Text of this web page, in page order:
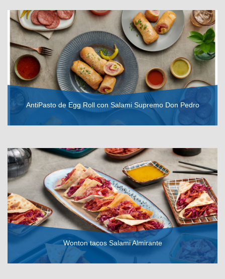
AntiPasto de Egg Roll con Salami Supremo Don Pedro
Wonton tacos Salami Almirante